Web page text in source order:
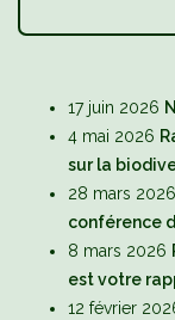
17 juin 2026
4 mai 2026
sur la
28 mars 2026
conférence
8 mars 2026
est votre
12 février